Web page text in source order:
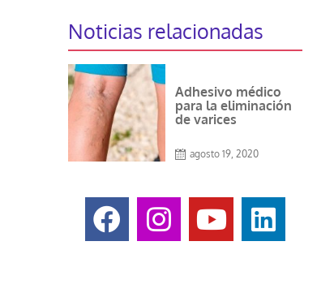
Noticias relacionadas
Adhesivo médico
para la eliminación
de varices
agosto 19, 2020